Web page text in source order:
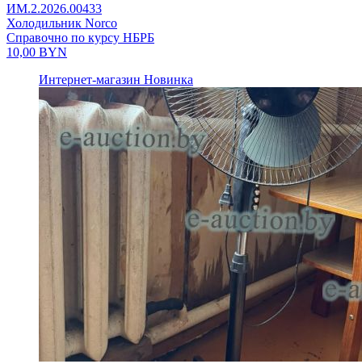
ИМ.2.2026.00433
Холодильник Norco
Справочно по курсу НБРБ
10,00 BYN
Интернет-магазин Новинка